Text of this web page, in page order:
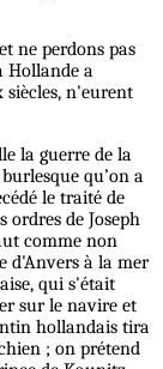
ne perdons pas
Hollande a
siècles, n'eurent
la guerre de la
qu’on a
le traité de
ordres de Joseph
comme non
d'Anvers à la mer
qui s'était
sur le navire et
hollandais tira
; on prétend